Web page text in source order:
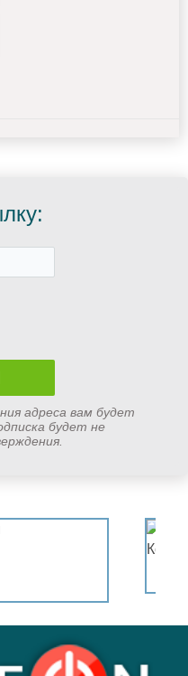
адреса вам будет
будет не